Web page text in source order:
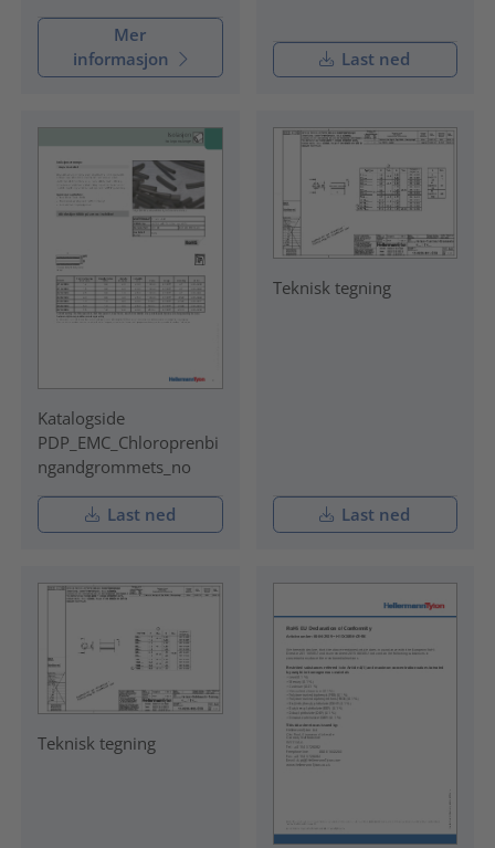
Mer
informasjon
Last ned
Katalogside
PDP_EMC_Chloroprenbi
ngandgrommets_no
Last ned
Teknisk tegning
Last ned
Teknisk tegning